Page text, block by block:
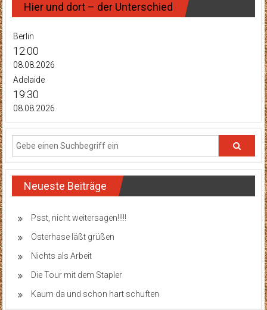
Hier und dort – der Unterschied
Berlin
12:00
08.08.2026
Adelaide
19:30
08.08.2026
Neueste Beiträge
Psst, nicht weitersagen!!!!!
Osterhase läßt grüßen
Nichts als Arbeit
Die Tour mit dem Stapler
Kaum da und schon hart schuften